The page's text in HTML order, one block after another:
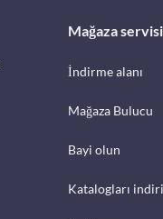
Mağaza servisi
İndirme alanı
Mağaza Bulucu
Bayi olun
Katalogları